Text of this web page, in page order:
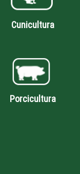
Cunicultura
Porcicultura